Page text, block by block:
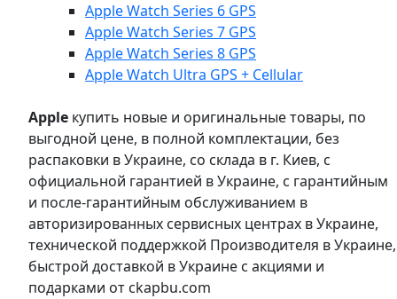
Apple Watch Series 6 GPS
Apple Watch Series 7 GPS
Apple Watch Series 8 GPS
Apple Watch Ultra GPS + Cellular
Apple купить новые и оригинальные товары, по
выгодной цене, в полной комплектации, без
распаковки в Украине, со склада в г. Киев, с
официальной гарантией в Украине, с гарантийным
и после-гарантийным обслуживанием в
авторизированных сервисных центрах в Украине,
технической поддержкой Производителя в Украине,
быстрой доставкой в Украине с акциями и
подарками от ckapbu.com